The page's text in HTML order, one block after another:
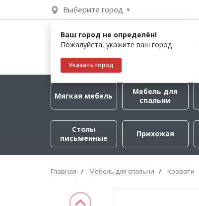
Выберите город
Ваш город не определён!
Пожалуйста, укажите ваш город
Указать город
Мягкая мебель
Мебель для
спальни
Столы
письменные
Прихожая
Главная Мебель для спальни Кровати